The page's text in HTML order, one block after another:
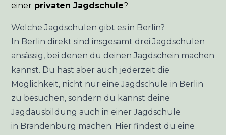
einer privaten Jagdschule?
Welche Jagdschulen gibt es in Berlin?
In Berlin direkt sind insgesamt drei Jagdschulen
ansässig, bei denen du deinen Jagdschein machen
kannst. Du hast aber auch jederzeit die
Möglichkeit, nicht nur eine Jagdschule in Berlin
zu besuchen, sondern du kannst deine
Jagdausbildung auch in einer Jagdschule
in Brandenburg machen. Hier findest du eine